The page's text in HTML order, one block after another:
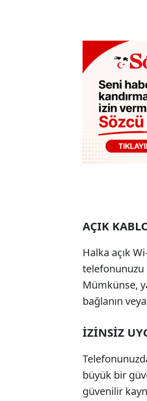
AÇIK
Halka açık
telefonunuzu
Mümkünse,
bağlanın
İZİNSİZ
büyük bir
güvenilir